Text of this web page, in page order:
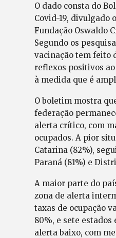
O dado consta do
Covid-19, divulgado
Fundação Oswaldo
Segundo os
vacinação tem feito
reflexos positivos
à medida que é
O boletim mostra
federação
alerta crítico, com
ocupados. A pior
Catarina (82%),
Paraná (81%) e
A maior parte do
zona de alerta
taxas de ocupação
80%, e sete estados
alerta baixo, com